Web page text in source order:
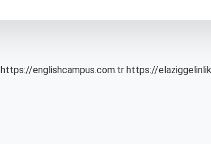
https://englishcampus.com.tr https://